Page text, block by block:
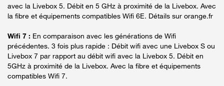
avec la Livebox 5. Débit en 5 GHz à proximité de la Livebox. Avec
la fibre et équipements compatibles Wifi 6E. Détails sur orange.fr
Wifi 7 : En comparaison avec les générations de Wifi
précédentes. 3 fois plus rapide : Débit wifi avec une Livebox S ou
Livebox 7 par rapport au débit wifi avec la Livebox 5. Débit en
5GHz à proximité de la Livebox. Avec la fibre et équipements
compatibles Wifi 7.